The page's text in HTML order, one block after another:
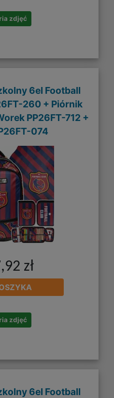
zdjęć
6el Football
260 + Piórnik
PP26FT-712 +
074
zł
zdjęć
6el Football